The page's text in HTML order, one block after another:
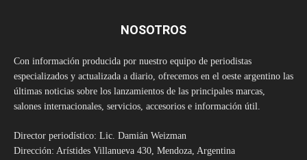
NOSOTROS
Con información producida por nuestro equipo de periodistas
especializados y actualizada a diario, ofrecemos en el oeste argentino las
últimas noticias sobre los lanzamientos de las principales marcas,
salones internacionales, servicios, accesorios e información útil.
Director periodístico: Lic. Damián Weizman
Dirección: Arístides Villanueva 430, Mendoza, Argentina